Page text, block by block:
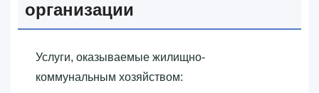
организации
Услуги, оказываемые жилищно-
коммунальным хозяйством: